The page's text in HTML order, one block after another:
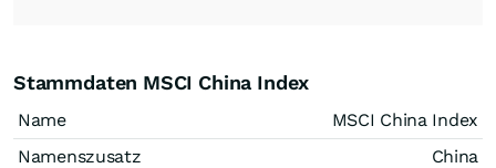
Stammdaten MSCI China Index
Name
MSCI China Index
Namenszusatz
China